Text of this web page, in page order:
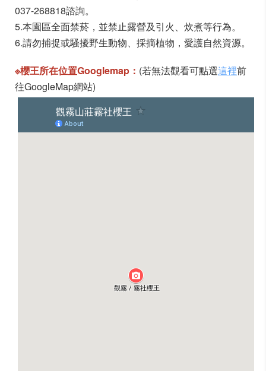
037-268818諮詢。
5.本園區全面禁菸，並禁止露營及引火、炊煮等行為。
6.請勿捕捉或騷擾野生動物、採摘植物，愛護自然資源。
※櫻王所在位置Googlemap： (若無法觀看可點選這裡前
往GoogleMap網站)